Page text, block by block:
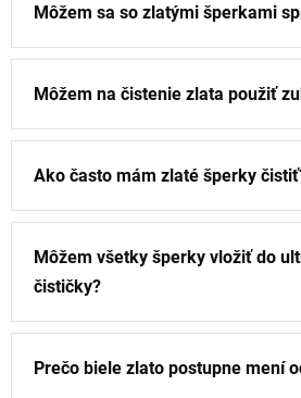
Môžem sa so zlatými šperkami
Môžem na čistenie zlata použiť
Ako často mám zlaté šperky
Môžem všetky šperky vložiť do
čističky?
Prečo biele zlato postupne mení